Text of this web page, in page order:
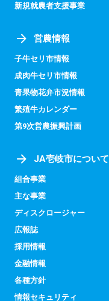
新規就農者支援事業
営農情報
子牛セリ市情報
成肉牛セリ市情報
青果物花弁市況情報
繁殖牛カレンダー
第9次営農振興計画
JA壱岐市について
組合事業
主な事業
ディスクロージャー
広報誌
採用情報
金融情報
各種方針
情報セキュリティ